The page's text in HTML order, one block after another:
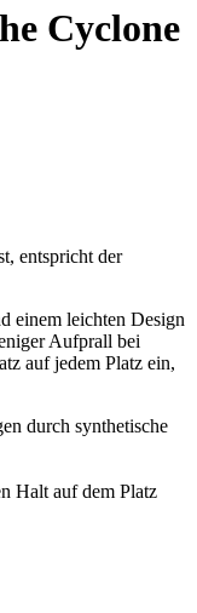
Cyclone
entspricht der
einem leichten Design
Aufprall bei
auf jedem Platz ein,
durch synthetische
Halt auf dem Platz